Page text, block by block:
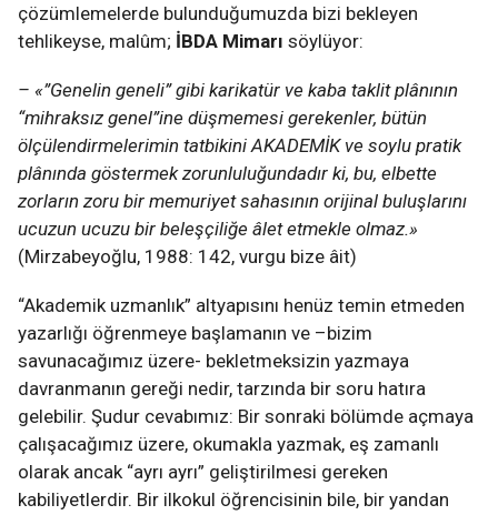
çözümlemelerde bulunduğumuzda bizi bekleyen
tehlikeyse, malûm; İBDA Mimarı söylüyor:
– «”Genelin geneli” gibi karikatür ve kaba taklit plânının
“mihraksız genel”ine düşmemesi gerekenler, bütün
ölçülendirmelerimin tatbikini AKADEMİK ve soylu pratik
plânında göstermek zorunluluğundadır ki, bu, elbette
zorların zoru bir memuriyet sahasının orijinal buluşlarını
ucuzun ucuzu bir beleşçiliğe âlet etmekle olmaz.»
(Mirzabeyoğlu, 1988: 142, vurgu bize âit)
“Akademik uzmanlık” altyapısını henüz temin etmeden
yazarlığı öğrenmeye başlamanın ve –bizim
savunacağımız üzere- bekletmeksizin yazmaya
davranmanın gereği nedir, tarzında bir soru hatıra
gelebilir. Şudur cevabımız: Bir sonraki bölümde açmaya
çalışacağımız üzere, okumakla yazmak, eş zamanlı
olarak ancak “ayrı ayrı” geliştirilmesi gereken
kabiliyetlerdir. Bir ilkokul öğrencisinin bile, bir yandan